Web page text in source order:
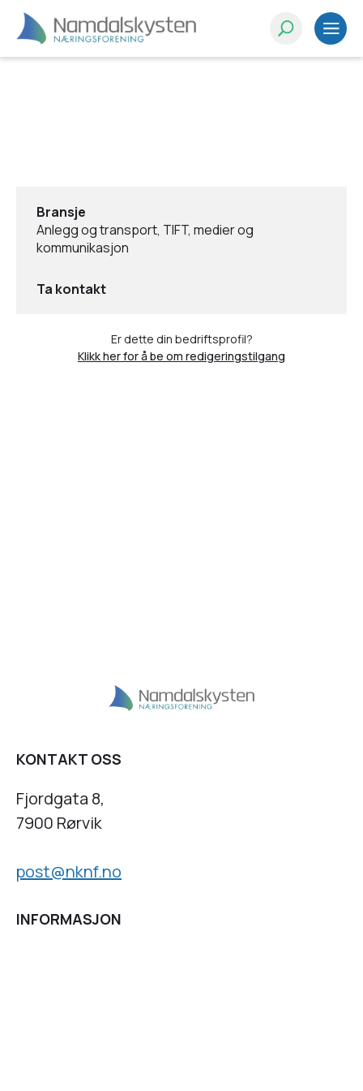
Bransje
Anlegg og transport, TIFT, medier og
kommunikasjon
Ta kontakt
Er dette din bedriftsprofil?
Klikk her for å be om redigeringstilgang
KONTAKT OSS
Fjordgata 8,
7900 Rørvik
post@nknf.no
INFORMASJON